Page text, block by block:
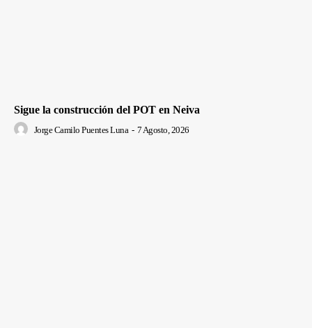
Sigue la construcción del POT en Neiva
Jorge Camilo Puentes Luna - 7 Agosto, 2026